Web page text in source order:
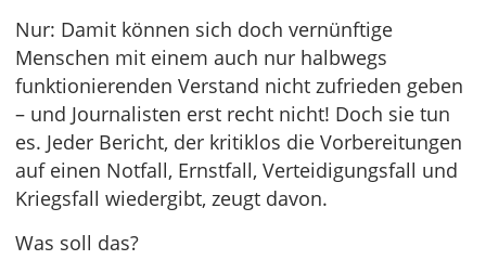
Nur: Damit können sich doch vernünftige
Menschen mit einem auch nur halbwegs
funktionierenden Verstand nicht zufrieden geben
– und Journalisten erst recht nicht! Doch sie tun
es. Jeder Bericht, der kritiklos die Vorbereitungen
auf einen Notfall, Ernstfall, Verteidigungsfall und
Kriegsfall wiedergibt, zeugt davon.
Was soll das?